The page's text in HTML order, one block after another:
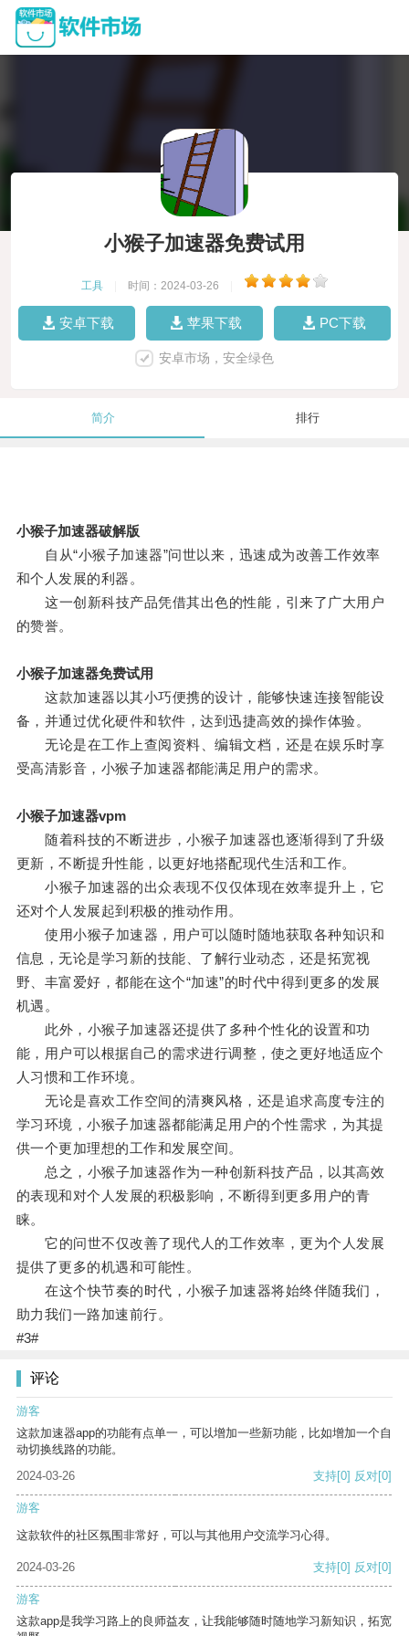
小猴子加速器免费试用
工具 时间：2024-03-26
安卓下载 苹果下载 PC下载
安卓市场，安全绿色
简介 排行
小猴子加速器破解版
自从“小猴子加速器”问世以来，迅速成为改善工作效率
和个人发展的利器。
这一创新科技产品凭借其出色的性能，引来了广大用户
的赞誉。
小猴子加速器免费试用
这款加速器以其小巧便携的设计，能够快速连接智能设
备，并通过优化硬件和软件，达到迅捷高效的操作体验。
无论是在工作上查阅资料、编辑文档，还是在娱乐时享
受高清影音，小猴子加速器都能满足用户的需求。
小猴子加速器vpm
随着科技的不断进步，小猴子加速器也逐渐得到了升级
更新，不断提升性能，以更好地搭配现代生活和工作。
小猴子加速器的出众表现不仅仅体现在效率提升上，它
还对个人发展起到积极的推动作用。
使用小猴子加速器，用户可以随时随地获取各种知识和
信息，无论是学习新的技能、了解行业动态，还是拓宽视
野、丰富爱好，都能在这个“加速”的时代中得到更多的发展
机遇。
此外，小猴子加速器还提供了多种个性化的设置和功
能，用户可以根据自己的需求进行调整，使之更好地适应个
人习惯和工作环境。
无论是喜欢工作空间的清爽风格，还是追求高度专注的
学习环境，小猴子加速器都能满足用户的个性需求，为其提
供一个更加理想的工作和发展空间。
总之，小猴子加速器作为一种创新科技产品，以其高效
的表现和对个人发展的积极影响，不断得到更多用户的青
睐。
它的问世不仅改善了现代人的工作效率，更为个人发展
提供了更多的机遇和可能性。
在这个快节奏的时代，小猴子加速器将始终伴随我们，
助力我们一路加速前行。
#3#
评论
游客
这款加速器app的功能有点单一，可以增加一些新功能，比如增加一个自
动切换线路的功能。
2024-03-26
支持[0] 反对[0]
游客
这款软件的社区氛围非常好，可以与其他用户交流学习心得。
2024-03-26 支持[0] 反对[0]
游客
这款app是我学习路上的良师益友，让我能够随时随地学习新知识，拓宽